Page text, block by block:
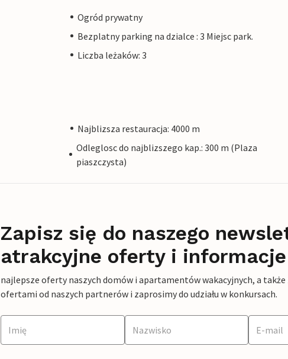
Ogród prywatny
Bezplatny parking na dzialce : 3 Miejsc park.
Liczba leżaków: 3
Najblizsza restauracja: 4000 m
Odleglosc do najblizszego kap.: 300 m (Plaza
piaszczysta)
Zapisz się do naszego
atrakcyjne oferty i informacje
najlepsze oferty naszych domów i apartamentów wakacyjnych, a
ofertami od naszych partnerów i zaprosimy do udziału w konkursach.